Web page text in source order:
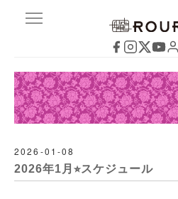
2026-01-08
2026年1月⭐︎スケジュール